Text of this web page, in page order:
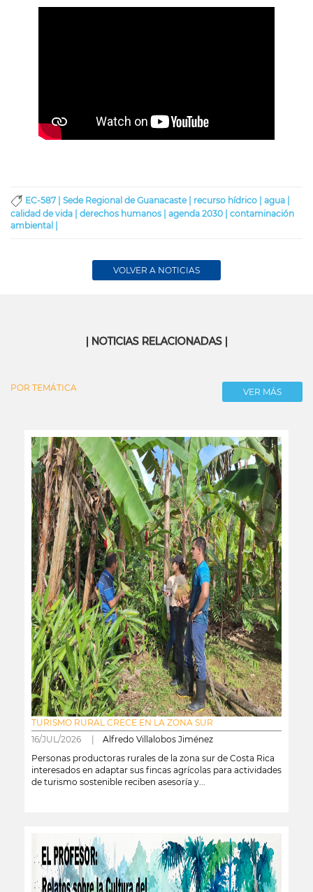
EC-587 | Sede Regional de Guanacaste | recurso hídrico | agua |
calidad de vida | derechos humanos | agenda 2030 | contaminación
ambiental |
VOLVER A NOTICIAS
| NOTICIAS RELACIONADAS |
POR TEMÁTICA VER MÁS
TURISMO RURAL CRECE EN LA ZONA SUR
16/JUL/2026 | Alfredo Villalobos Jiménez
Personas productoras rurales de la zona sur de Costa Rica
interesados en adaptar sus fincas agrícolas para actividades
de turismo sostenible reciben asesoría y...